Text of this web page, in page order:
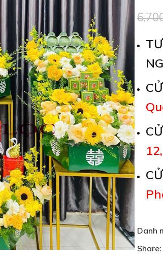
Danh
Share: